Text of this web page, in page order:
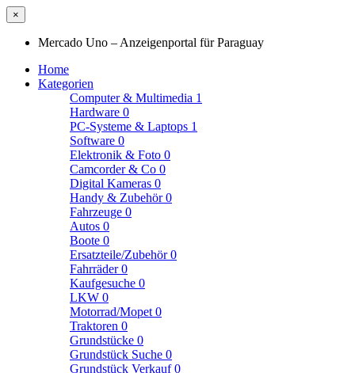
×
Mercado Uno – Anzeigenportal für Paraguay
Home
Kategorien
Computer & Multimedia 1
Hardware 0
PC-Systeme & Laptops 1
Software 0
Elektronik & Foto 0
Camcorder & Co 0
Digital Kameras 0
Handy & Zubehör0
Fahrzeuge 0
Autos 0
Boote 0
Ersatzteile/Zubehör0
Fahrräder0
Kaufgesuche 0
LKW 0
Motorrad/Mopet 0
Traktoren 0
Grundstücke 0
Grundstück Suche 0
Grundstück Verkauf0